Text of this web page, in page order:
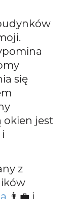
się
okien jest
z
👨‍💼 i